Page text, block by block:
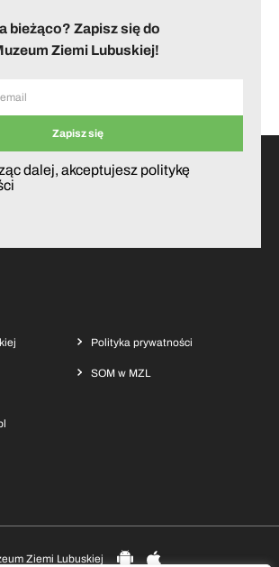
bieżąco? Zapisz się do
Ziemi Lubuskiej!
dalej, akceptujesz politykę
Polityka prywatności
SOM w MZL
Ziemi Lubuskiej